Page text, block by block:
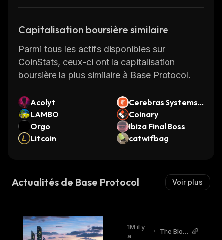
securely without having to worry about
Base Protocol also offers several other
features such as staking rewards for holders
of BASE tokens, governance mechanisms for
making decisions about the network’s future
Base Protocol an attractive option for those
looking for an open financial system.
To learn more about Base Protocol visit
https://www.baseprotocol.org/
Capitalisation boursière similaire
Parmi tous les actifs disponibles sur
CoinStats, ceux-ci ont la capitalisation
boursière la plus similaire à Base Protocol.
Acolyt
Cerebras Systems
(Ondo Tokenized)
LAMBO
Coinary
Orgo
Ibiza Final Boss
Litcoin
catwifbag
Actualités de Base Protocol Voir plus
1M il y
a
•
The Bloc